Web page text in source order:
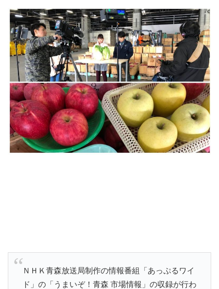
ＮＨＫ青森放送局制作の情報番組「あっぷるワイ
ド」の「うまいぞ！青森 市場情報」の収録が行わ